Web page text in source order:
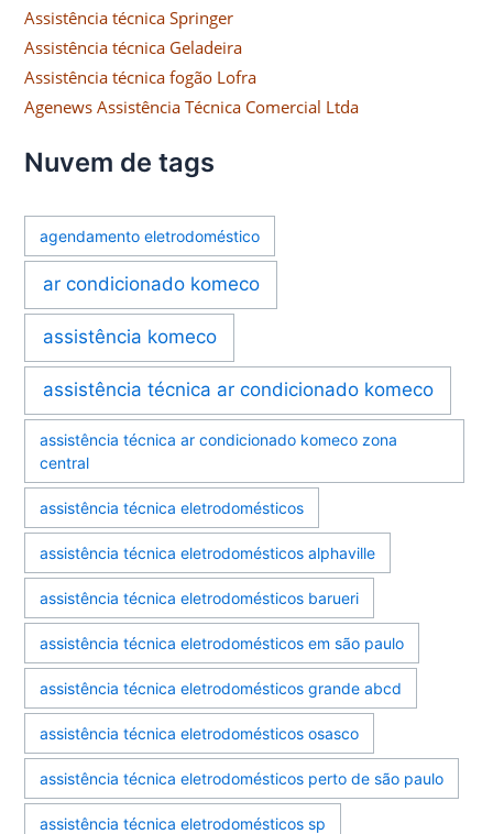
Assistência técnica Springer
Assistência técnica Geladeira
Assistência técnica fogão Lofra
Agenews Assistência Técnica Comercial Ltda
Nuvem de tags
agendamento eletrodoméstico
ar condicionado komeco
assistência komeco
assistência técnica ar condicionado komeco
assistência técnica ar condicionado komeco zona
central
assistência técnica eletrodomésticos
assistência técnica eletrodomésticos alphaville
assistência técnica eletrodomésticos barueri
assistência técnica eletrodomésticos em são paulo
assistência técnica eletrodomésticos grande abcd
assistência técnica eletrodomésticos osasco
assistência técnica eletrodomésticos perto de são paulo
assistência técnica eletrodomésticos sp